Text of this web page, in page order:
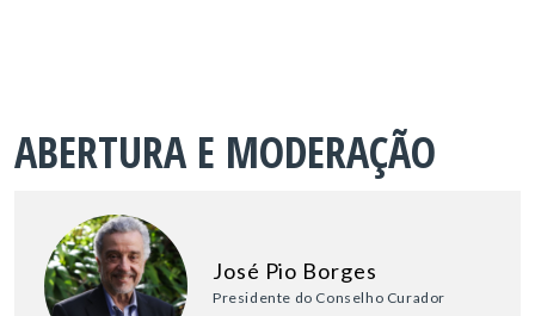
ABERTURA E MODERAÇÃO
José Pio Borges
Presidente do Conselho Curador